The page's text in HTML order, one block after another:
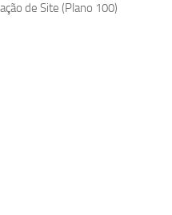
de Site (Plano 100)